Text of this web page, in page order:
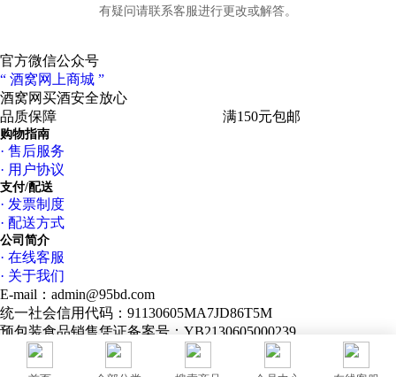
阿贝用于陈年佳酿的橡木桶类型多种多样，但主要是波本（
木桶，由酿酒厂的主酿酒师比尔·拉姆斯登博士（Dr. Bill Lumsden
挑选，而其他的橡木桶则来源于斯佩塞（Speyside）和克莱拉奇
（Craigellachie）。除此以外，阿贝还使用雪莉桶（Sherry Butt）
木桶（French Oak Barrel）进行陈年佳酿。另外，由于阿贝酿酒
近大海，因此成酒会带有海洋特有的咸味特征。
有疑问请联系客服进行更改或解答。
官方微信公众号
“ 酒窝网上商城 ”
酒窝网买酒安全放心
品质保障
满150元包邮
购物指南
· 售后服务
· 用户协议
支付/配送
· 发票制度
· 配送方式
公司简介
· 在线客服
· 关于我们
E-mail：admin@95bd.com
统一社会信用代码：91130605MA7JD86T5M
预包装食品销售凭证备案号：YB2130605000239
本站酒类商品仅限18周岁以上人士购买
2014-2026 95bd.com All Rights Reserved |
冀ICP备13011970号-1